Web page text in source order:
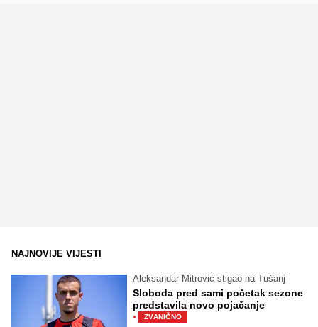
NAJNOVIJE VIJESTI
Aleksandar Mitrović stigao na Tušanj
Sloboda pred sami početak sezone
predstavila novo pojačanje
· ZVANIČNO